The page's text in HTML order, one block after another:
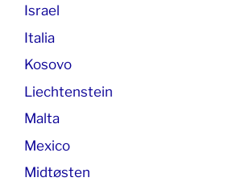
Israel
Italia
Kosovo
Liechtenstein
Malta
Mexico
Midtøsten